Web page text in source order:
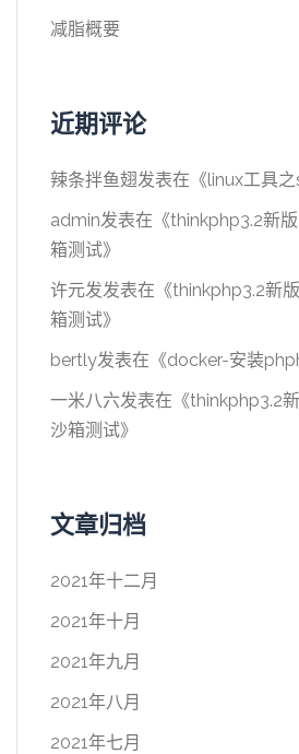
减脂概要
近期评论
辣条拌鱼翅发表在《linux工具
admin发表在《thinkphp3.2新
箱测试》
许元发发表在《thinkphp3.2新
箱测试》
bertly发表在《docker-安装
一米八六发表在《thinkphp3.2
沙箱测试》
文章归档
2021年十二月
2021年十月
2021年九月
2021年八月
2021年七月